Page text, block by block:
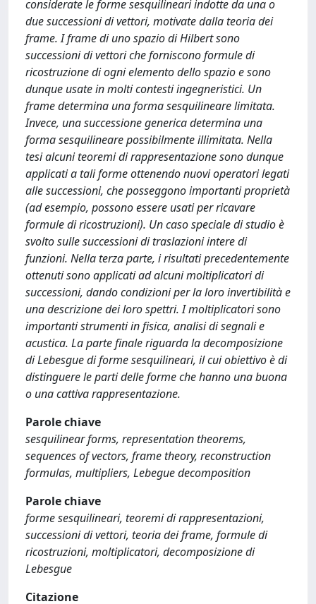
considerate le forme sesquilineari indotte da una o
due successioni di vettori, motivate dalla teoria dei
frame. I frame di uno spazio di Hilbert sono
successioni di vettori che forniscono formule di
ricostruzione di ogni elemento dello spazio e sono
dunque usate in molti contesti ingegneristici. Un
frame determina una forma sesquilineare limitata.
Invece, una successione generica determina una
forma sesquilineare possibilmente illimitata. Nella
tesi alcuni teoremi di rappresentazione sono dunque
applicati a tali forme ottenendo nuovi operatori legati
alle successioni, che posseggono importanti proprietà
(ad esempio, possono essere usati per ricavare
formule di ricostruzioni). Un caso speciale di studio è
svolto sulle successioni di traslazioni intere di
funzioni. Nella terza parte, i risultati precedentemente
ottenuti sono applicati ad alcuni moltiplicatori di
successioni, dando condizioni per la loro invertibilità e
una descrizione dei loro spettri. I moltiplicatori sono
importanti strumenti in fisica, analisi di segnali e
acustica. La parte finale riguarda la decomposizione
di Lebesgue di forme sesquilineari, il cui obiettivo è di
distinguere le parti delle forme che hanno una buona
o una cattiva rappresentazione.
Parole chiave
sesquilinear forms, representation theorems,
sequences of vectors, frame theory, reconstruction
formulas, multipliers, Lebegue decomposition
Parole chiave
forme sesquilineari, teoremi di rappresentazioni,
successioni di vettori, teoria dei frame, formule di
ricostruzioni, moltiplicatori, decomposizione di
Lebesgue
Citazione